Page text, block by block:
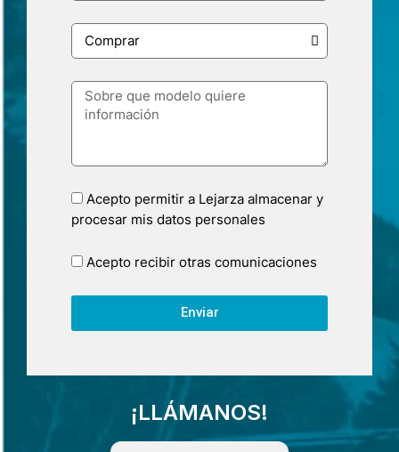
Acepto permitir a Lejarza almacenar y
procesar mis datos personales
Acepto recibir otras comunicaciones
Enviar
¡LLÁMANOS!